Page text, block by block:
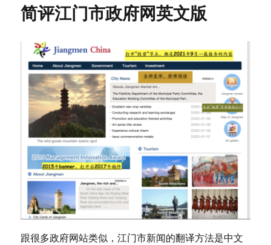
简评江门市政府网英文版
跟很多政府网站类似，江门市新闻的翻译方法是中文